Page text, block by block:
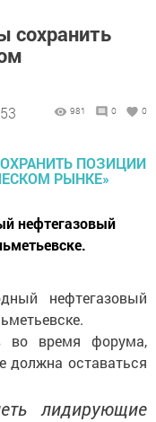
сохранить
981 0 0
нефтегазовый
нефтегазовый
во время форума,
должна оставаться
лидирующие